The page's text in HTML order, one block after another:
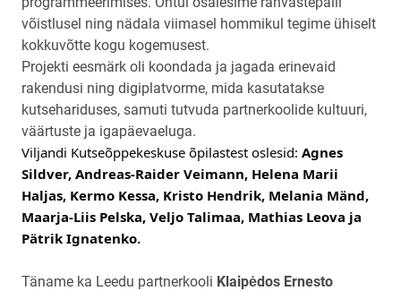
võistlusel ning nädala viimasel hommikul tegime ühiselt
kokkuvõtte kogu kogemusest.
Projekti eesmärk oli koondada ja jagada erinevaid
rakendusi ning digiplatvorme, mida kasutatakse
kutsehariduses, samuti tutvuda partnerkoolide kultuuri,
väärtuste ja igapäevaeluga.
Viljandi Kutseõppekeskuse õpilastest oslesid: Agnes
Sildver, Andreas-Raider Veimann, Helena Marii
Haljas, Kermo Kessa, Kristo Hendrik, Melania Mänd,
Maarja-Liis Pelska, Veljo Talimaa, Mathias Leova ja
Pätrik Ignatenko.
Täname ka Leedu partnerkooli Klaipėdos Ernesto